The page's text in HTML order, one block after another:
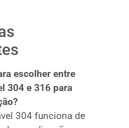
escolher entre
304 e 316 para
304 funciona de